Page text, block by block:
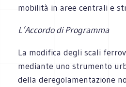
mobilità in aree centrali e
L’Accordo di Programma
La modifica degli scali
mediante uno strumento
della deregolamentazione